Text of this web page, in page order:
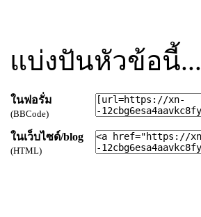
แบ่งปันหัวข้อนี้...
ในฟอรั่ม
(BBCode)
ในเว็บไซด์/blog
(HTML)